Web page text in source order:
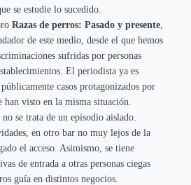
se estudie lo sucedido.
Razas de perros: Pasado y presente,
de este medio, desde el que hemos
sufridas por personas
El periodista ya es
casos protagonizados por
han visto en la misma situación.
se trata de un episodio aislado.
en otro bar no muy lejos de la
el acceso. Asimismo, se tiene
de entrada a otras personas ciegas
guía en distintos negocios.